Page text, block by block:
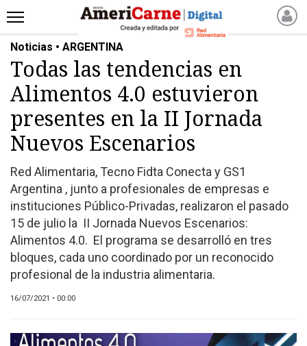
INICIO
NOTICIAS RECIENTES
NOTICIAS
ARTICULOS
PRODUCCIÓN
PROCESO
PRODUCTO
NUEVOS PRODUCTOS
MARKETPLACE
REVISTAS
REVISTAS
CATÁLOGO DE CORTES
DE CARNE VACUNA
CAPACITACIONES
Noticias • ARGENTINA
Todas las tendencias en
Alimentos 4.0 estuvieron
presentes en la II Jornada
Nuevos Escenarios
Red Alimentaria, Tecno Fidta Conecta y GS1
Argentina , junto a profesionales de empresas e
instituciones Público-Privadas, realizaron el pasado
15 de julio la II Jornada Nuevos Escenarios:
Alimentos 4.0. El programa se desarrolló en tres
bloques, cada uno coordinado por un reconocido
profesional de la industria alimentaria.
16/07/2021 • 00:00